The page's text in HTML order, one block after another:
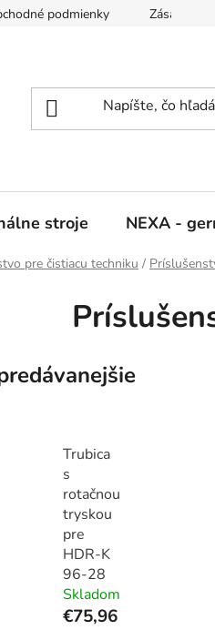
podmienky Zásady
stroje NEXA -
pre čistiacu techniku /
Trubica
s
rotačnou
tryskou
pre
HDR-K
96-28
Skladom
€75,96